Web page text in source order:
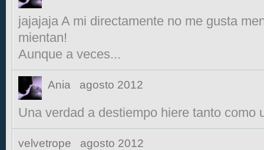
jajajaja A mi directamente no me gusta
mientan!
Aunque a veces...
Ania agosto 2012
Una verdad a destiempo hiere tanto como
velvetrope agosto 2012